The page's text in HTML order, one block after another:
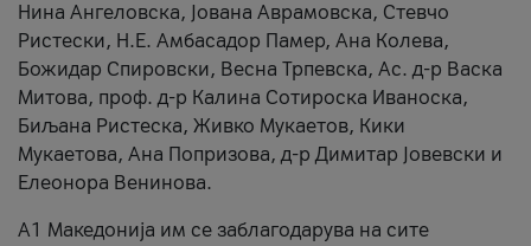
Нина Ангеловска, Јована Аврамовска, Стевчо
Ристески, Н.Е. Амбасадор Памер, Ана Колева,
Божидар Спировски, Весна Трпевска, Ас. д-р Васка
Митова, проф. д-р Калина Сотироска Иваноска,
Биљана Ристеска, Живко Мукаетов, Кики
Мукаетова, Ана Попризова, д-р Димитар Јовевски и
Елеонора Венинова.
А1 Македонија им се заблагодарува на сите